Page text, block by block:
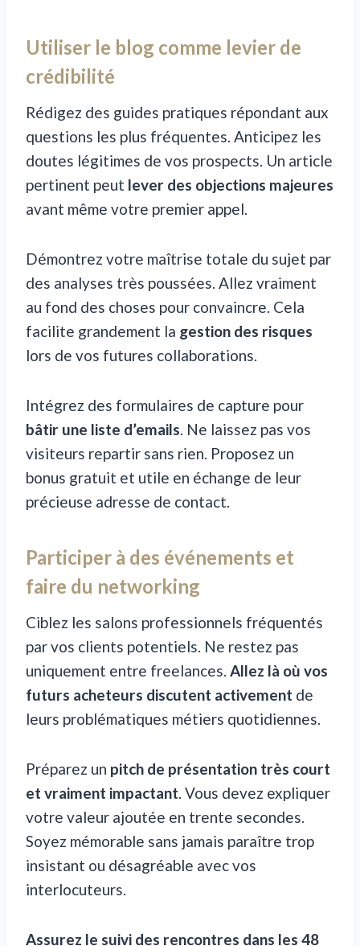
Utiliser le blog comme levier de
crédibilité
Rédigez des guides pratiques répondant aux
questions les plus fréquentes. Anticipez les
doutes légitimes de vos prospects. Un article
pertinent peut lever des objections majeures
avant même votre premier appel.
Démontrez votre maîtrise totale du sujet par
des analyses très poussées. Allez vraiment
au fond des choses pour convaincre. Cela
facilite grandement la gestion des risques
lors de vos futures collaborations.
Intégrez des formulaires de capture pour
bâtir une liste d’emails. Ne laissez pas vos
visiteurs repartir sans rien. Proposez un
bonus gratuit et utile en échange de leur
précieuse adresse de contact.
Participer à des événements et
faire du networking
Ciblez les salons professionnels fréquentés
par vos clients potentiels. Ne restez pas
uniquement entre freelances. Allez là où vos
futurs acheteurs discutent activement de
leurs problématiques métiers quotidiennes.
Préparez un pitch de présentation très court
et vraiment impactant. Vous devez expliquer
votre valeur ajoutée en trente secondes.
Soyez mémorable sans jamais paraître trop
insistant ou désagréable avec vos
interlocuteurs.
Assurez le suivi des rencontres dans les 48